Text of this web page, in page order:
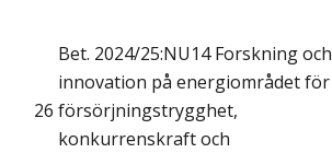
26
Bet. 2024/25:NU14 Forskning och
innovation på energiområdet för
försörjningstrygghet,
konkurrenskraft och